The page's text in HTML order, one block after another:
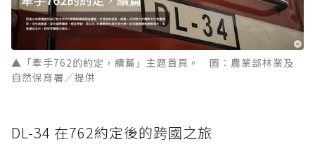
▲「牽手762的約定，續篇」主題首頁。 圖：農業部林業及
自然保育署／提供
DL-34 在762約定後的跨國之旅